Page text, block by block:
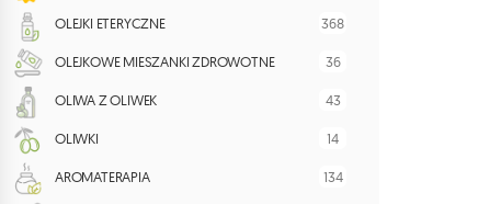
OLEJKI ETERYCZNE 368
OLEJKOWE MIESZANKI ZDROWOTNE 36
OLIWA Z OLIWEK 43
OLIWKI 14
AROMATERAPIA 134